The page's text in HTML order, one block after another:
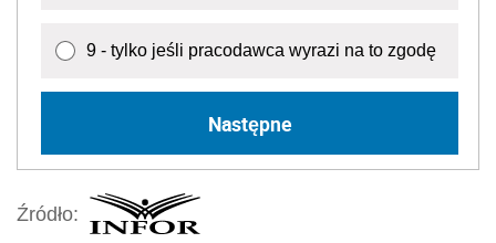
9 - tylko jeśli pracodawca wyrazi na to zgodę
Następne
Źródło: